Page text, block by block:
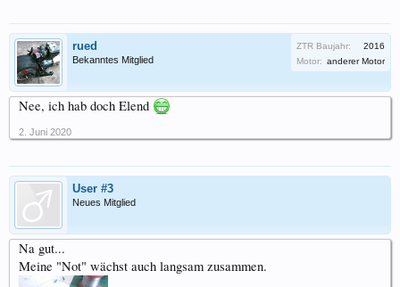
rued
Bekanntes Mitglied
ZTR Baujahr:
2016
Motor: anderer Motor
Nee, ich hab doch Elend
2. Juni 2020
User #3
Neues Mitglied
Na gut...
Meine "Not" wächst auch langsam zusammen.